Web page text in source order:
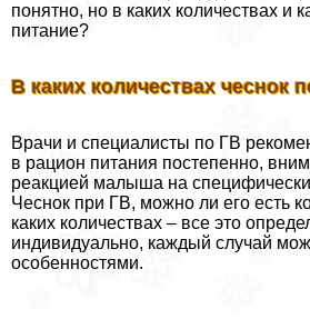
понятно, но в каких количествах и
питание?
В каких количествах чеснок
Врачи и специалисты по ГВ
в рацион питания постепенно,
реакцией малыша на
Чеснок при ГВ, можно ли его есть
каких количествах – все это
индивидуально, каждый случай
особенностями.